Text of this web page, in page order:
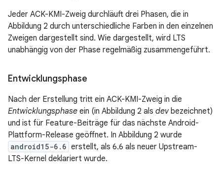
Jeder ACK-KMI-Zweig durchläuft drei Phasen, die in
Abbildung 2 durch unterschiedliche Farben in den einzelnen
Zweigen dargestellt sind. Wie dargestellt, wird LTS
unabhängig von der Phase regelmäßig zusammengeführt.
Entwicklungsphase
Nach der Erstellung tritt ein ACK-KMI-Zweig in die
Entwicklungsphase ein (in Abbildung 2 als devbezeichnet)
und ist für Feature-Beiträge für das nächste Android-
Plattform-Release geöffnet. In Abbildung 2 wurde
android15-6.6 erstellt, als 6.6 als neuer Upstream-
LTS-Kernel deklariert wurde.